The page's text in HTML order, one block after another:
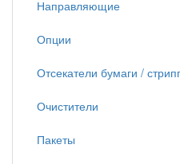
Направляющие
Опции
Отсекатели бумаги /
Очистители
Пакеты